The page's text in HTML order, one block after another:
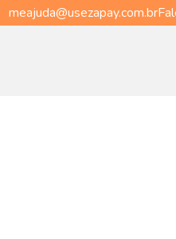
meajuda@usezapay.com.br